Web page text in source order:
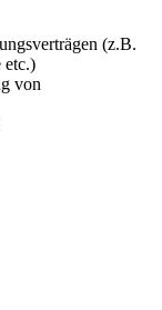
(z.B.
etc.)
von